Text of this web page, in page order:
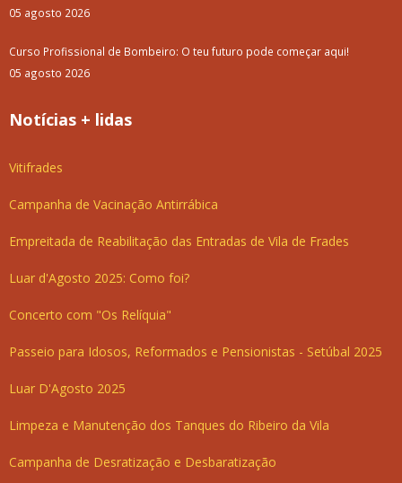
05 agosto 2026
Curso Profissional de Bombeiro: O teu futuro pode começar aqui!
05 agosto 2026
Notícias + lidas
Vitifrades
Campanha de Vacinação Antirrábica
Empreitada de Reabilitação das Entradas de Vila de Frades
Luar d'Agosto 2025: Como foi?
Concerto com "Os Relíquia"
Passeio para Idosos, Reformados e Pensionistas - Setúbal 2025
Luar D'Agosto 2025
Limpeza e Manutenção dos Tanques do Ribeiro da Vila
Campanha de Desratização e Desbaratização